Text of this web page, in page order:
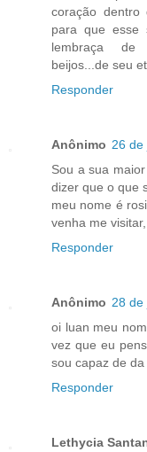
coração
para que
lembraça de
beijos...de seu
Responder
Anônimo 26 de
Sou a sua
dizer que o que
meu nome é
venha me
Responder
Anônimo 28 de
oi luan meu
vez que eu
sou capaz de
Responder
Lethycia